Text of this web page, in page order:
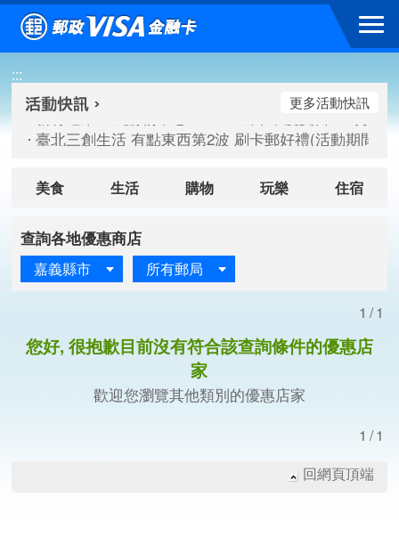
跳到主要內容區塊
:::
新竹遠東巨城購物中心 2026巨城年中慶夏日BIG好刷(
桃園大江國際購物中心 好饗去大江檔期(活動期間：
新竹遠東巨城購物中心 2026巨城年中慶夏日BIG好刷(
臺北三創生活 有點東西第2波 刷卡郵好禮(活動期間：
更多活動快訊
美食 生活 購物 玩樂 住宿
查詢各地優惠商店
嘉義縣市 所有郵局
1/1
您好, 很抱歉目前沒有符合該查詢條件的優惠店
家
歡迎您瀏覽其他類別的優惠店家
1/1
回網頁頂端